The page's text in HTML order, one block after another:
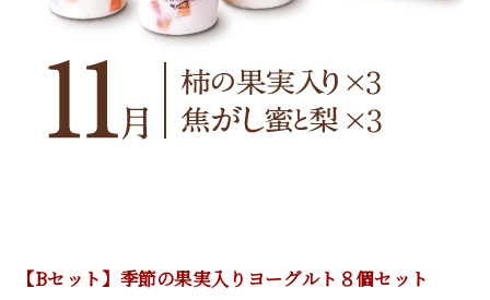
【Bセット】季節の果実入りヨーグルト８個セット